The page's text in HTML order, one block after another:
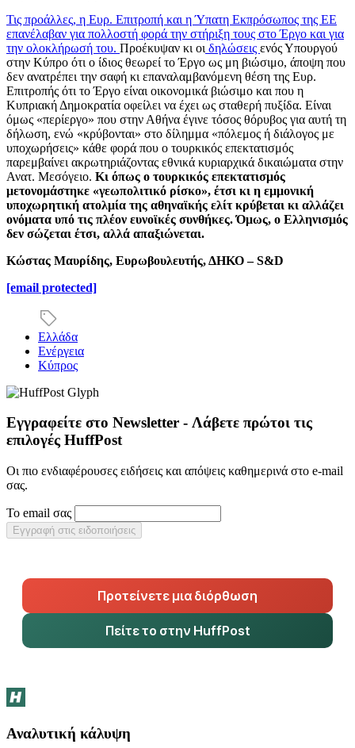
Τις προάλλες, η Ευρ. Επιτροπή και η Ύπατη Εκπρόσωπος της ΕΕ
επανέλαβαν για πολλοστή φορά την στήριξη τους στο Έργο και για
την ολοκλήρωσή του. Προέκυψαν κι οι δηλώσεις ενός Υπουργού
στην Κύπρο ότι ο ίδιος θεωρεί το Έργο ως μη βιώσιμο, άποψη που
δεν ανατρέπει την σαφή κι επαναλαμβανόμενη θέση της Ευρ.
Επιτροπής ότι το Έργο είναι οικονομικά βιώσιμο και που η
Κυπριακή Δημοκρατία οφείλει να έχει ως σταθερή πυξίδα. Είναι
όμως «περίεργο» που στην Αθήνα έγινε τόσος θόρυβος για αυτή τη
δήλωση, ενώ «κρύβονται» στο δίλημμα «πόλεμος ή διάλογος με
υποχωρήσεις» κάθε φορά που ο τουρκικός επεκτατισμός
παρεμβαίνει ακρωτηριάζοντας εθνικά κυριαρχικά δικαιώματα στην
Ανατ. Μεσόγειο. Κι όπως ο τουρκικός επεκτατισμός
μετονομάστηκε «γεωπολιτικό ρίσκο», έτσι κι η εμμονική
υποχωρητική ατολμία της αθηναϊκής ελίτ κρύβεται κι αλλάζει
ονόματα υπό τις πλέον ευνοϊκές συνθήκες. Όμως, ο Ελληνισμός
δεν σώζεται έτσι, αλλά απαξιώνεται.
Κώστας Μαυρίδης, Ευρωβουλευτής, ΔΗΚΟ –S&D
[email protected]
Ελλάδα
Ενέργεια
Κύπρος
Εγγραφείτε στο Newsletter - Λάβετε πρώτοι τις
επιλογές HuffPost
Οι πιο ενδιαφέρουσες ειδήσεις και απόψεις καθημερινά στο e-mail
σας.
Το email σας
Εγγραφή στις ειδοποιήσεις
Προτείνετε μια διόρθωση
Πείτε το στην HuffPost
Αναλυτική κάλυψη